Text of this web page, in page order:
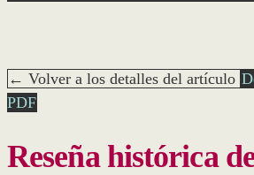
← Volver a los detalles del artículo
PDF
Reseña histórica